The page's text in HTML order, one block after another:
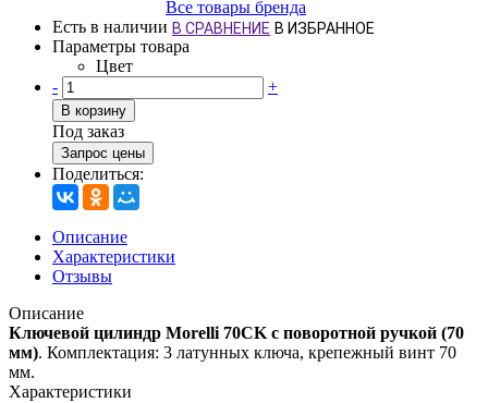
Все товары бренда
Есть в наличии В СРАВНЕНИЕ В ИЗБРАННОЕ
Параметры товара
Цвет
-
+
В корзину
Под заказ
Запрос цены
Поделиться:
Описание
Характеристики
Отзывы
Описание
Ключевой цилиндр Morelli 70CK с поворотной ручкой (70
мм). Комплектация: 3 латунных ключа, крепежный винт 70
мм.
Характеристики